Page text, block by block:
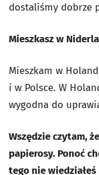
dostaliśmy dobrze
Mieszkasz w
Mieszkam w
i w Polsce. W
wygodna do
Wszędzie czytam,
papierosy. Ponoć
tego nie